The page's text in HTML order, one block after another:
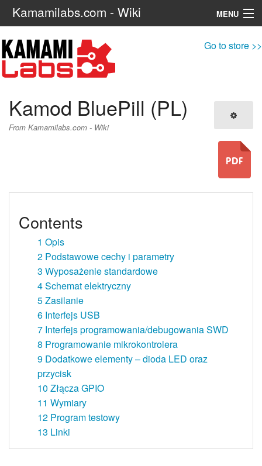
Kamamilabs.com - Wiki MENU
Navigation
Search
Go to store >>
Kamod BluePill (PL)
From Kamamilabs.com - Wiki
Contents
1 Opis
2 Podstawowe cechy i parametry
3 Wyposażenie standardowe
4Schemat elektryczny
5Zasilanie
6 Interfejs USB
7 Interfejs programowania/debugowania SWD
8 Programowanie mikrokontrolera
9 Dodatkowe elementy – dioda LED oraz
przycisk
10 Złącza GPIO
11 Wymiary
12 Program testowy
13 Linki